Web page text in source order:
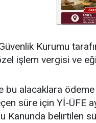
Kurumu
işlem vergisi ve
bu alacaklara
süre için Yİ-ÜFE
Kanunda belirtilen